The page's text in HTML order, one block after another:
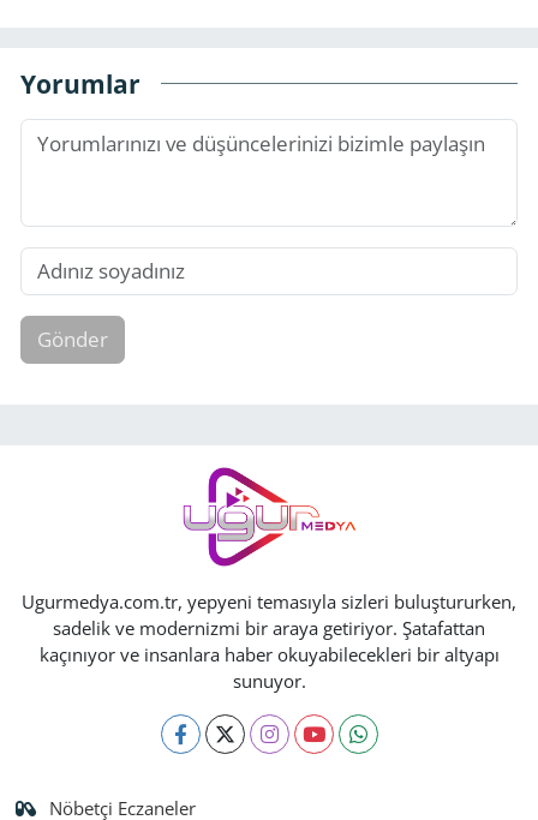
Yorumlar
Gönder
Ugurmedya.com.tr, yepyeni temasıyla sizleri buluştururken,
sadelik ve modernizmi bir araya getiriyor. Şatafattan
kaçınıyor ve insanlara haber okuyabilecekleri bir altyapı
sunuyor.
Nöbetçi Eczaneler